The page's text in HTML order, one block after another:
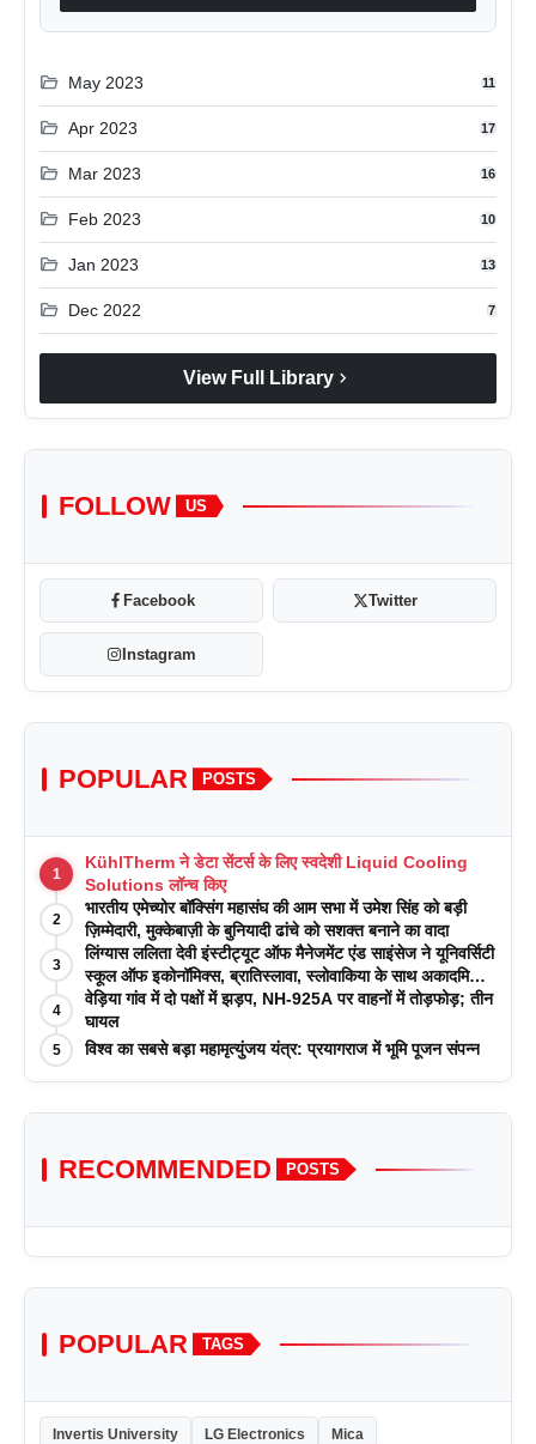
folder_open May 2023 11
folder_open Apr 2023 17
folder_open Mar 2023 16
folder_open Feb 2023 10
folder_open Jan 2023 13
folder_open Dec 2022 7
View Full Library chevron_right
FOLLOW US
Facebook Twitter
Instagram
POPULAR POSTS
1
KühlTherm ने डेटा सेंटर्स के लिए स्वदेशी Liquid Cooling
Solutions लॉन्च किए
2
भारतीय एमेच्योर बॉक्सिंग महासंघ की आम सभा में उमेश सिंह को बड़ी
ज़िम्मेदारी, मुक्केबाज़ी के बुनियादी ढांचे को सशक्त बनाने का वादा
3
लिंग्यास ललिता देवी इंस्टीट्यूट ऑफ मैनेजमेंट एंड साइंसेज ने यूनिवर्सिटी
स्कूल ऑफ इकोनॉमिक्स, ब्रातिस्लावा, स्लोवाकिया के साथ अकादमिक
पत्रिकाओं में प्रकाशन रणनीतियों पर एक दिवसीय कार्यशाला का
आयोजन किया
4
वेड़िया गांव में दो पक्षों में झड़प, NH-925A पर वाहनों में तोड़फोड़; तीन
घायल
5 विश्व का सबसे बड़ा महामृत्युंजय यंत्र: प्रयागराज में भूमि पूजन संपन्न
RECOMMENDED POSTS
POPULAR TAGS
Invertis University LG Electronics Mica